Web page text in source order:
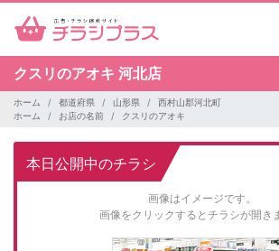
クスリのアオキ 河北店
ホーム 都道府県 山形県
西村山郡河北町
ホーム
お店の名前 クスリのアオキ
本日公開中のチラシ
画像はイメージです。
画像をクリックするとチラシが開き